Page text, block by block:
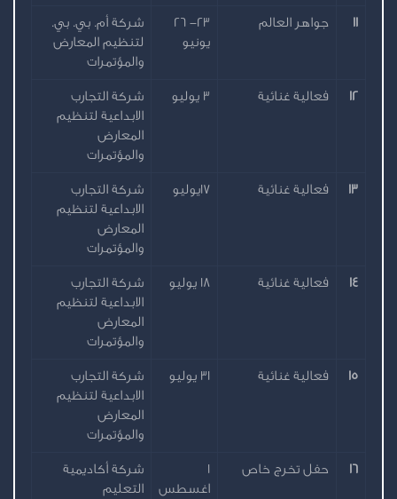
11 جواهر العالم
23- 26
يونيو
شركة أم. بي. بي.
لتنظيم المعارض
والمؤتمرات
12 فعالية غنائية 3 يوليو
شركة التجارب
الابداعية لتنظيم
المعارض
والمؤتمرات
13 فعالية غنائية 17يوليو
شركة التجارب
الابداعية لتنظيم
المعارض
والمؤتمرات
14 فعالية غنائية 18 يوليو
شركة التجارب
الابداعية لتنظيم
المعارض
والمؤتمرات
15 فعالية غنائية 31 يوليو
شركة التجارب
الابداعية لتنظيم
المعارض
والمؤتمرات
16 حفل تخرج خاص
1
اغسطس
شركة أكاديمية
التعليم